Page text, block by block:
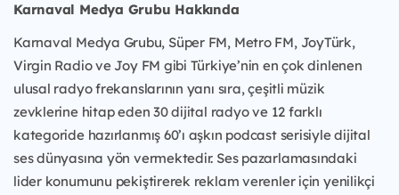
Karnaval Medya Grubu Hakkında
Karnaval Medya Grubu, Süper FM, Metro FM, JoyTürk,
Virgin Radio ve Joy FM gibi Türkiye’nin en çok dinlenen
ulusal radyo frekanslarının yanı sıra, çeşitli müzik
zevklerine hitap eden 30 dijital radyo ve 12 farklı
kategoride hazırlanmış 60’ı aşkın podcast serisiyle dijital
ses dünyasına yön vermektedir. Ses pazarlamasındaki
lider konumunu pekiştirerek reklam verenler için yenilikçi